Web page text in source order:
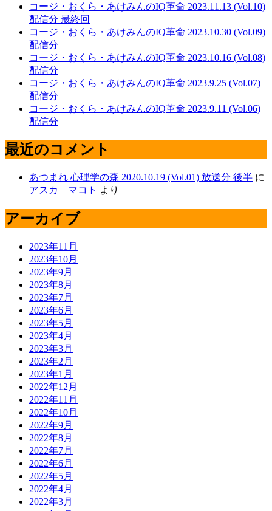
コージ・おくら・あけみんのIQ革命 2023.11.13 (Vol.10)
配信分 最終回
コージ・おくら・あけみんのIQ革命 2023.10.30 (Vol.09)
配信分
コージ・おくら・あけみんのIQ革命 2023.10.16 (Vol.08)
配信分
コージ・おくら・あけみんのIQ革命 2023.9.25 (Vol.07)
配信分
コージ・おくら・あけみんのIQ革命 2023.9.11 (Vol.06)
配信分
最近のコメント
あつまれ 心理学の森 2020.10.19 (Vol.01) 放送分 後半 に
アスカ マコト より
アーカイブ
2023年11月
2023年10月
2023年9月
2023年8月
2023年7月
2023年6月
2023年5月
2023年4月
2023年3月
2023年2月
2023年1月
2022年12月
2022年11月
2022年10月
2022年9月
2022年8月
2022年7月
2022年6月
2022年5月
2022年4月
2022年3月